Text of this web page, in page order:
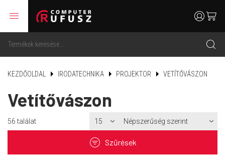
menu
search
usercart
KEZDŐOLDAL IRODATECHNIKA PROJEKTOR VETÍTŐVÁSZON
Vetítővászon
56 találat
filter Szűrések